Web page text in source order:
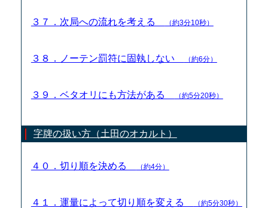
３７．次局への流れを考える （約3分10秒）
３８．ノーテン罰符に固執しない （約6分）
３９．ベタオリにも方法がある （約5分20秒）
字牌の扱い方（土田のオカルト）
４０．切り順を決める （約4分）
４１．運量によって切り順を変える （約5分30秒）